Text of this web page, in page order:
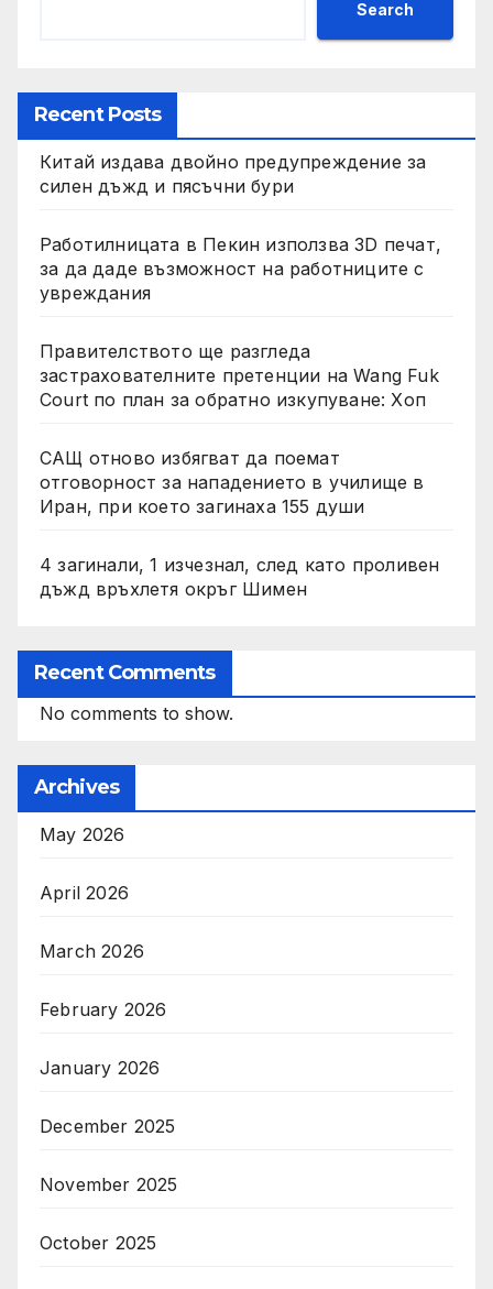
Search
Recent Posts
Китай издава двойно предупреждение за
силен дъжд и пясъчни бури
Работилницата в Пекин използва 3D печат,
за да даде възможност на работниците с
увреждания
Правителството ще разгледа
застрахователните претенции на Wang Fuk
Court по план за обратно изкупуване: Хоп
САЩ отново избягват да поемат
отговорност за нападението в училище в
Иран, при което загинаха 155 души
4 загинали, 1 изчезнал, след като проливен
дъжд връхлетя окръг Шимен
Recent Comments
No comments to show.
Archives
May 2026
April 2026
March 2026
February 2026
January 2026
December 2025
November 2025
October 2025